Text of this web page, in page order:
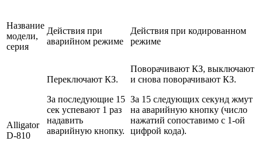
Название
модели,
серия
Действия при
аварийном режиме
Действия при кодированном
режиме
Alligator
D-810
Переключают КЗ.
За последующие 15
сек успевают 1 раз
надавить
аварийную кнопку.
Поворачивают КЗ, выключают
и снова поворачивают КЗ.
За 15 следующих секунд жмут
на аварийную кнопку (число
нажатий сопоставимо с 1-ой
цифрой кода).